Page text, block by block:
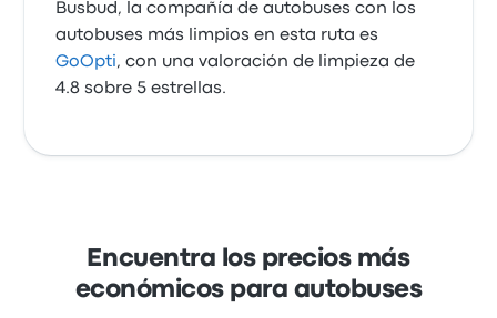
Busbud, la compañía de autobuses con los
autobuses más limpios en esta ruta es
GoOpti, con una valoración de limpieza de
4.8 sobre 5 estrellas.
Encuentra los precios más
económicos para autobuses